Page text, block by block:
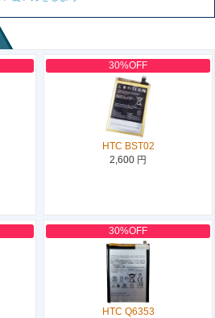
30%OFF
HTC BST02
2,600 円
30%OFF
HTC Q6353